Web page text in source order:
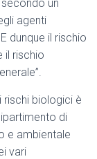
un
agenti
dunque il rischio
il rischio
rischi biologici è
di
e ambientale
vari